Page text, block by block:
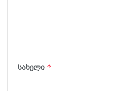
სახელი *